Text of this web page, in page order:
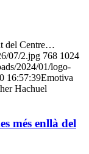
del Centre…
07/2.jpg 768 1024
2024/01/logo-
16:57:39Emotiva
Hachuel
més enllà del